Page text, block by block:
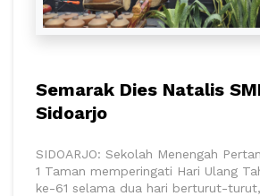
Semarak Dies Natalis
Sidoarjo
SIDOARJO: Sekolah Menengah
1 Taman memperingati Hari Ulang
ke-61 selama dua hari berturut-